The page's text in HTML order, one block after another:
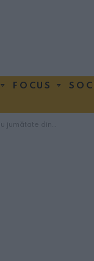
FOCUS
din bogăţia ţării